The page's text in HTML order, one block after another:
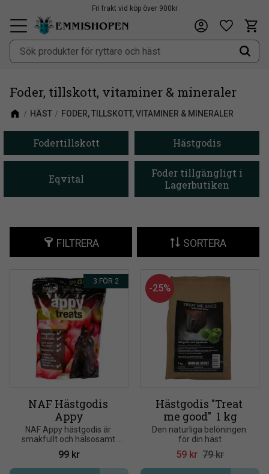
Meny
Fri frakt vid köp över 900kr
Foder, tillskott, vitaminer & mineraler
HÄST FODER, TILLSKOTT, VITAMINER & MINERALER
Fodertillskott Hästgodis
Eqvital
Foder tillgängligt i
Lagerbutiken
FILTRERA SORTERA
NAF Hästgodis
Appy
NAF Appy hästgodis är
smakfullt och hälsosamt
hästgodis tillverkat av
finaste naturliga
ingredienser
99 kr
3 FÖR 2
Hästgodis "Treat
me good"  1 kg
Den naturliga belöningen
för din häst
59 kr 79kr
25%